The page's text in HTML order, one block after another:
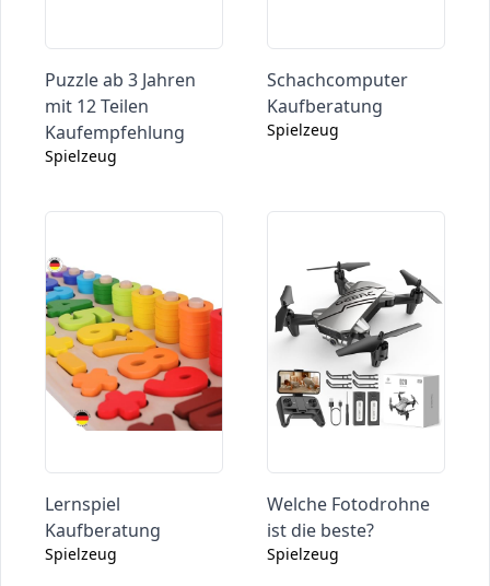
Puzzle ab 3 Jahren
mit 12 Teilen
Kaufempfehlung
Spielzeug
Schachcomputer
Kaufberatung
Spielzeug
Lernspiel
Kaufberatung
Spielzeug
Welche Fotodrohne
ist die beste?
Spielzeug